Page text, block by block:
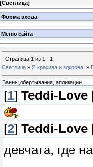
[Светлица]
Форма входа
Меню сайта
Страница 1 из 1
1
Светлица » Я красива и здорова. »
Ванны,обертывания, апликации.
[1] Teddi-Love
[2] Teddi-Love
девчата, где